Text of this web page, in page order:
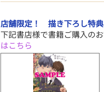
店舗限定！ 描き下ろし特典
下記書店様で書籍ご購入の
はこちら